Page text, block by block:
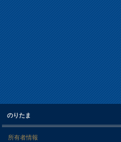
のりたま
所有者情報